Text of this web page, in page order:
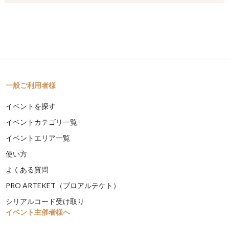
一般ご利用者様
イベントを探す
イベントカテゴリ一覧
イベントエリア一覧
使い方
よくある質問
PRO ARTEKET（プロアルテケト）
シリアルコード受け取り
イベント主催者様へ